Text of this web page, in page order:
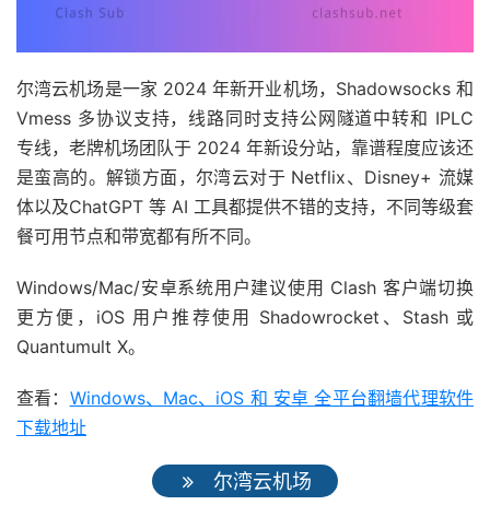
尔湾云机场是一家 2024 年新开业机场，Shadowsocks 和
Vmess 多协议支持，线路同时支持公网隧道中转和 IPLC
专线，老牌机场团队于 2024 年新设分站，靠谱程度应该还
是蛮高的。解锁方面，尔湾云对于 Netflix、Disney+ 流媒
体以及ChatGPT 等 AI 工具都提供不错的支持，不同等级套
餐可用节点和带宽都有所不同。
Windows/Mac/安卓系统用户建议使用 Clash 客户端切换
更方便，iOS 用户推荐使用 Shadowrocket、Stash 或
Quantumult X。
查看： Windows、Mac、iOS 和 安卓 全平台翻墙代理软件
下载地址
尔湾云机场